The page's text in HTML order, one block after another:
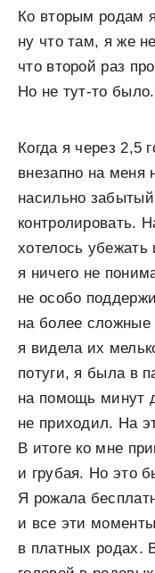
Ко вторым родам
ну что там, я же
что второй раз
Но не тут-то было.
Когда я через 2,5
внезапно на
насильно
контролировать.
хотелось
я ничего не
не особо
на более сложные
я видела их
потуги, я была в
на помощь минут
не приходил. На
В итоге ко мне
и грубая. Но это
Я рожала
и все эти
в платных родах.